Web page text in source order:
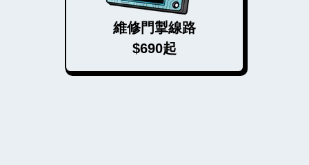
維修門掣線路
$690起